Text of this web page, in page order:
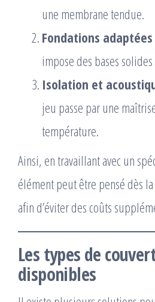
une membrane tendue.
Fondations adaptées
impose des bases
Isolation et
jeu passe par une
température.
Ainsi, en travaillant avec un
élément peut être pensé dès
afin d’éviter des coûts
Les types de
disponibles